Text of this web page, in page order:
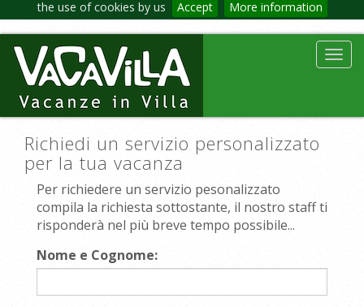
the use of cookies by us Accept More information
Richiedi un servizio personalizzato
per la tua vacanza
Per richiedere un servizio pesonalizzato
compila la richiesta sottostante, il nostro staff ti
risponderà nel più breve tempo possibile...
Nome e Cognome: